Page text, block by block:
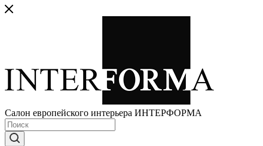
Салон европейского интерьера ИНТЕРФОРМА